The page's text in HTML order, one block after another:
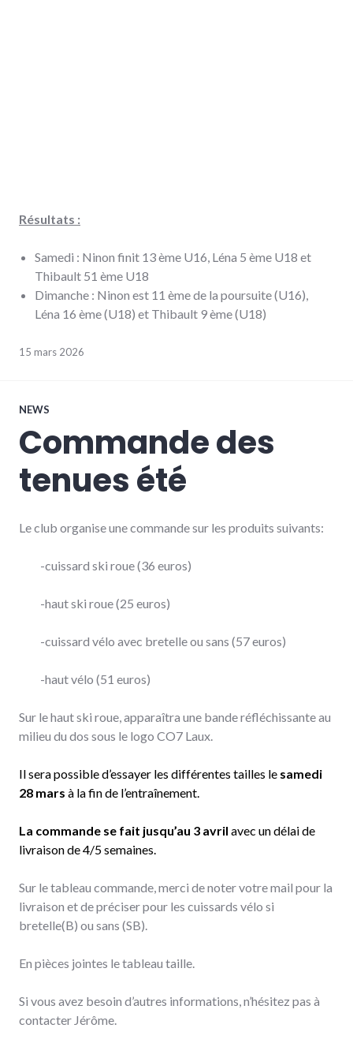
Résultats :
Samedi : Ninon finit 13 ème U16, Léna 5 ème U18 et
Thibault 51 ème U18
Dimanche : Ninon est 11 ème de la poursuite (U16),
Léna 16 ème (U18) et Thibault 9 ème (U18)
15 mars 2026
NEWS
Commande des
tenues été
Le club organise une commande sur les produits suivants:
-cuissard ski roue (36 euros)
-haut ski roue (25 euros)
-cuissard vélo avec bretelle ou sans (57 euros)
-haut vélo (51 euros)
Sur le haut ski roue, apparaîtra une bande réfléchissante au
milieu du dos sous le logo CO7 Laux.
Il sera possible d’essayer les différentes tailles le samedi
28 mars à la fin de l’entraînement.
La commande se fait jusqu’au 3 avril avec un délai de
livraison de 4/5 semaines.
Sur le tableau commande, merci de noter votre mail pour la
livraison et de préciser pour les cuissards vélo si
bretelle(B) ou sans (SB).
En pièces jointes le tableau taille.
Si vous avez besoin d’autres informations, n’hésitez pas à
contacter Jérôme.